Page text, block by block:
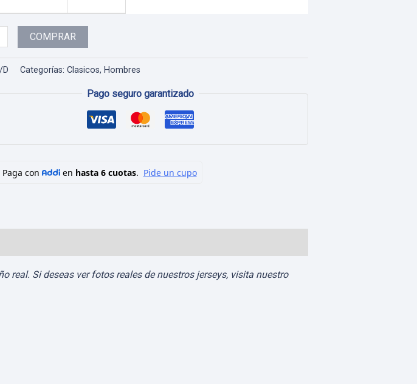
COMPRAR
D Categorías: Clasicos, Hombres
Pago seguro garantizado
real. Si deseas ver fotos reales de nuestros jerseys, visita nuestro